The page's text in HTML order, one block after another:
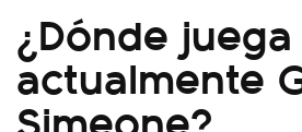
¿Dónde juega
actualmente
Simeone?